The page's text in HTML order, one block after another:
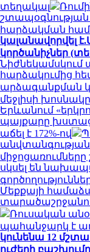
տեղակալ
շտապօգնության
հարձակման
կալանավորվել
կործանիչներ
Նիժնեկամսկում
հարձակումից
արձագանքման
մեջլիսի
Երևանում
պայքարը
աճել է 172%-ով
միջոցառումները
սկսել են
Մեքքայի
Ռուսական
պահանջարկ է
կունենա 12
ուժերի բաշխումը